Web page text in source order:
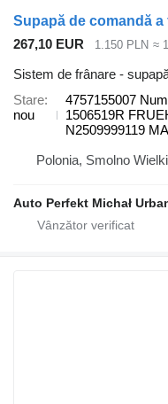
267,10 EUR 1.150 PLN ≈
Sistem de frânare -
Stare
nou
4757155007
1506519R
N2509999119
Polonia, Smolno
Auto Perfekt Michał